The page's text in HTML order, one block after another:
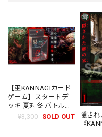
【巫KANNAGIカード
ゲーム】スタートデ
ッキ 夏対冬 バトルセ
ット¥3,300 SOLD OUT
隠され
《